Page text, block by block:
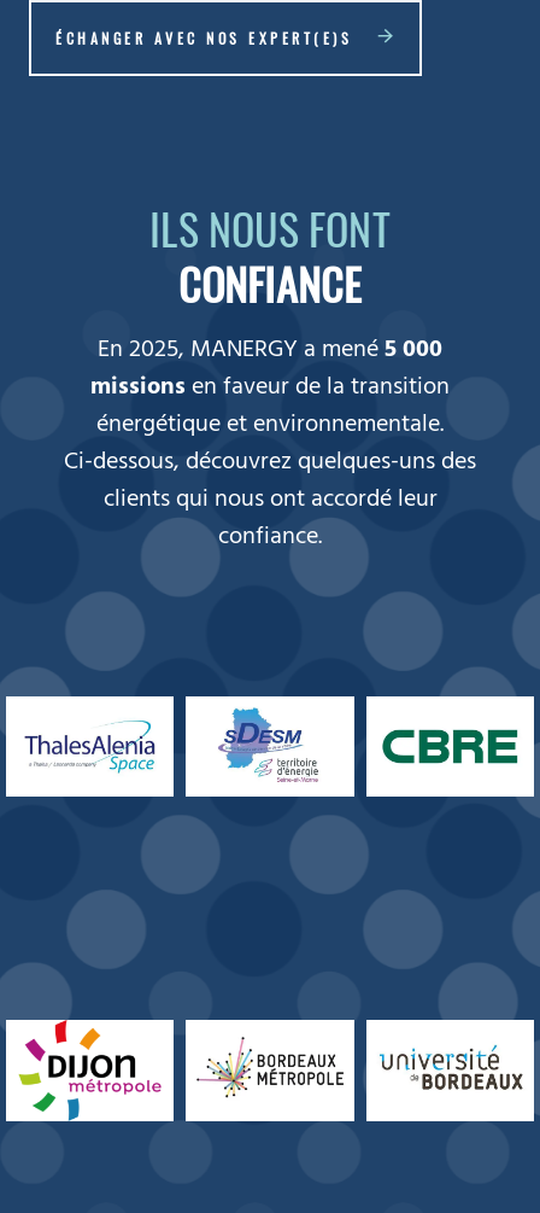
ÉCHANGER AVEC NOS EXPERT(E)S
ILS NOUS FONT
CONFIANCE
En 2025, MANERGY a mené 5 000
missions en faveur de la transition
énergétique et environnementale.
Ci-dessous, découvrez quelques-uns des
clients qui nous ont accordé leur
confiance.